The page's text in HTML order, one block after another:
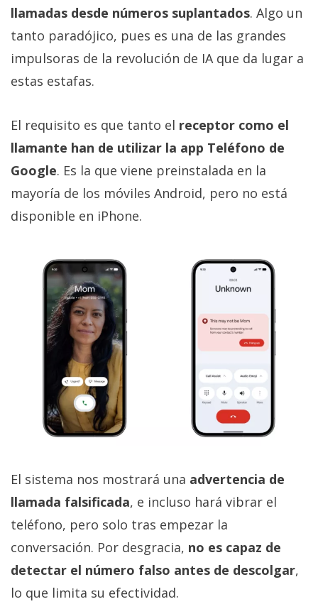
llamadas desde números suplantados. Algo un
tanto paradójico, pues es una de las grandes
impulsoras de la revolución de IA que da lugar a
estas estafas.
El requisito es que tanto el receptor como el
llamante han de utilizar la app Teléfono de
Google. Es la que viene preinstalada en la
mayoría de los móviles Android, pero no está
disponible en iPhone.
El sistema nos mostrará una advertencia de
llamada falsificada, e incluso hará vibrar el
teléfono, pero solo tras empezar la
conversación. Por desgracia, no es capaz de
detectar el número falso antes de descolgar,
lo que limita su efectividad.